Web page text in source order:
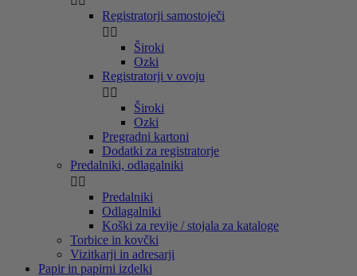
Registratorji samostoječi
 
Široki
Ozki
Registratorji v ovoju
 
Široki
Ozki
Pregradni kartoni
Dodatki za registratorje
Predalniki, odlagalniki
 
Predalniki
Odlagalniki
Koški za revije / stojala za kataloge
Torbice in kovčki
Vizitkarji in adresarji
Papir in papirni izdelki